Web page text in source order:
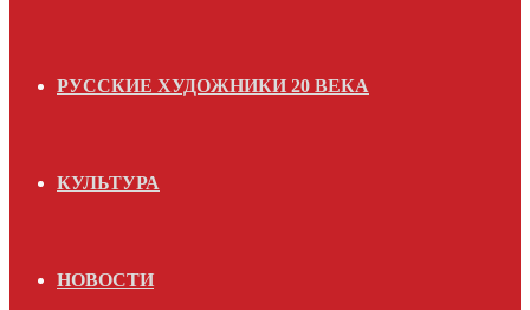
РУССКИЕ ХУДОЖНИКИ 20 ВЕКА
КУЛЬТУРА
НОВОСТИ